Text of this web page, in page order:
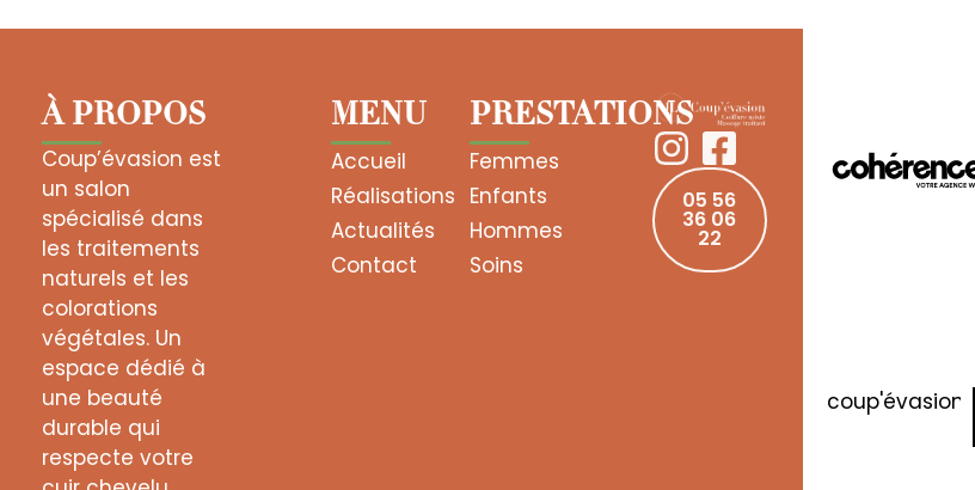
À PROPOS
Coup’évasion est
un salon
spécialisé dans
les traitements
naturels et les
colorations
végétales. Un
espace dédié à
une beauté
durable qui
respecte votre
MENU
Accueil
Réalisations
Actualités
Contact
PRESTATIONS
Femmes
Enfants
Hommes
Soins
05 56
36 06
22
coup'évasion